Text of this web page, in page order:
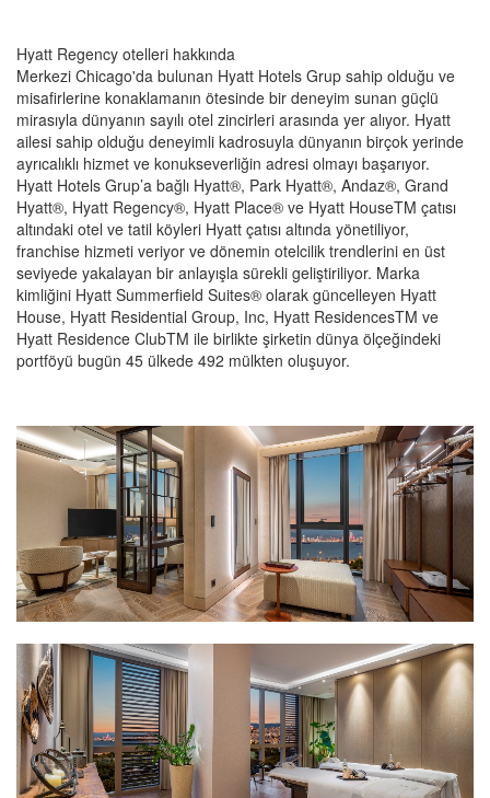
Hyatt Regency otelleri hakkında
Merkezi Chicago'da bulunan Hyatt Hotels Grup sahip olduğu ve
misafirlerine konaklamanın ötesinde bir deneyim sunan güçlü
mirasıyla dünyanın sayılı otel zincirleri arasında yer alıyor. Hyatt
ailesi sahip olduğu deneyimli kadrosuyla dünyanın birçok yerinde
ayrıcalıklı hizmet ve konukseverliğin adresi olmayı başarıyor.
Hyatt Hotels Grup’a bağlı Hyatt®, Park Hyatt®, Andaz®, Grand
Hyatt®, Hyatt Regency®, Hyatt Place® ve Hyatt HouseTM çatısı
altındaki otel ve tatil köyleri Hyatt çatısı altında yönetiliyor,
franchise hizmeti veriyor ve dönemin otelcilik trendlerini en üst
seviyede yakalayan bir anlayışla sürekli geliştiriliyor. Marka
kimliğini Hyatt Summerfield Suites® olarak güncelleyen Hyatt
House, Hyatt Residential Group, Inc, Hyatt ResidencesTM ve
Hyatt Residence ClubTM ile birlikte şirketin dünya ölçeğindeki
portföyü bugün 45 ülkede 492 mülkten oluşuyor.